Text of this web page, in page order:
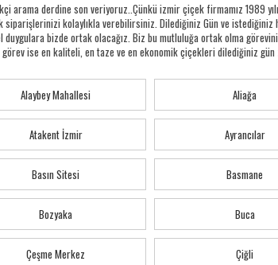
derdine son veriyoruz..Çünkü izmir çiçek firmamız 1989
siparişlerinizi kolaylıkla verebilirsiniz. Dilediğiniz Gün ve
duygulara bizde ortak olacağız. Biz bu mutluluğa ortak olma
ise en kaliteli, en taze ve en ekonomik çiçekleri dilediğiniz
Alaybey Mahallesi Aliağa
Atakent İzmir Ayrancılar
Basın Sitesi Basmane
Bozyaka Buca
Çeşme Merkez Çiğli